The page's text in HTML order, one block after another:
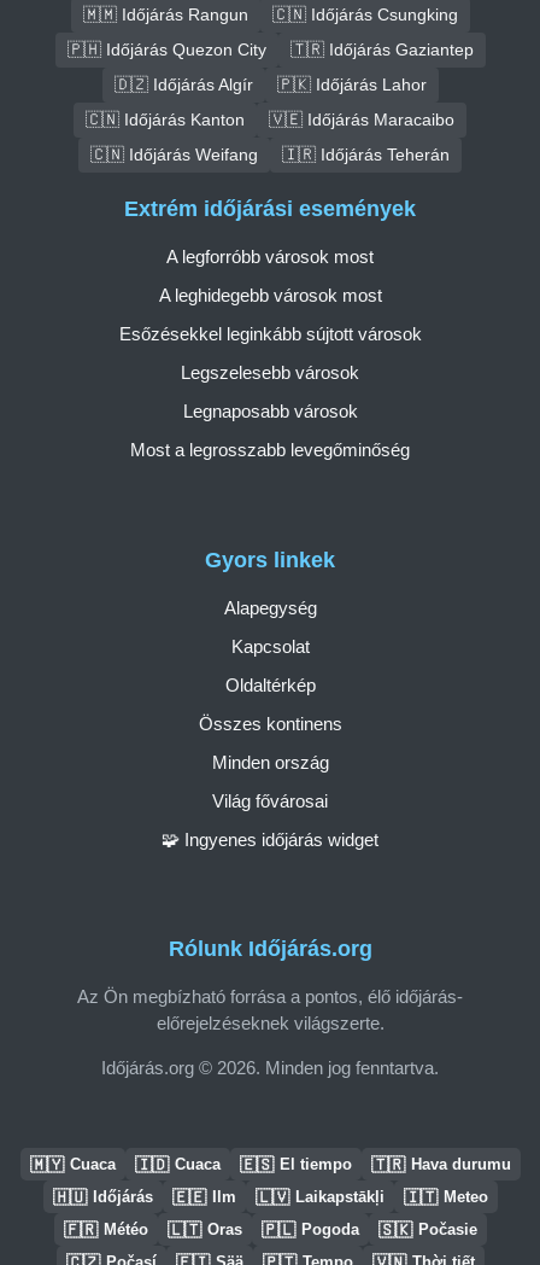
🇲🇲 Időjárás Rangun
🇨🇳 Időjárás Csungking
🇵🇭 Időjárás Quezon City
🇹🇷 Időjárás Gaziantep
🇩🇿 Időjárás Algír
🇵🇰 Időjárás Lahor
🇨🇳 Időjárás Kanton
🇻🇪 Időjárás Maracaibo
🇨🇳 Időjárás Weifang
🇮🇷 Időjárás Teherán
Rólunk Időjárás.org
Az Ön megbízható forrása a pontos, élő időjárás-
előrejelzéseknek világszerte.
Időjárás.org © 2026. Minden jog fenntartva.
Gyors linkek
Alapegység
Kapcsolat
Oldaltérkép
Összes kontinens
Minden ország
Világ fővárosai
🧩 Ingyenes időjárás widget
Extrém időjárási események
A legforróbb városok most
A leghidegebb városok most
Esőzésekkel leginkább sújtott városok
Legszelesebb városok
Legnaposabb városok
Most a legrosszabb levegőminőség
🇲🇾 Cuaca 🇮🇩 Cuaca 🇪🇸 El tiempo 🇹🇷 Hava durumu
🇭🇺 Időjárás 🇪🇪 Ilm 🇱🇻 Laikapstākļi 🇮🇹 Meteo
🇫🇷 Météo 🇱🇹 Oras 🇵🇱 Pogoda 🇸🇰 Počasie